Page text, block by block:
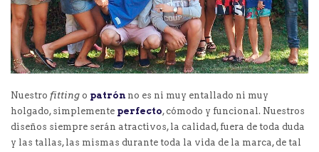
Nuestro fitting o patrón no es ni muy entallado ni muy
holgado, simplemente perfecto, cómodo y funcional. Nuestros
diseños siempre serán atractivos, la calidad, fuera de toda duda
y las tallas, las mismas durante toda la vida de la marca, de tal